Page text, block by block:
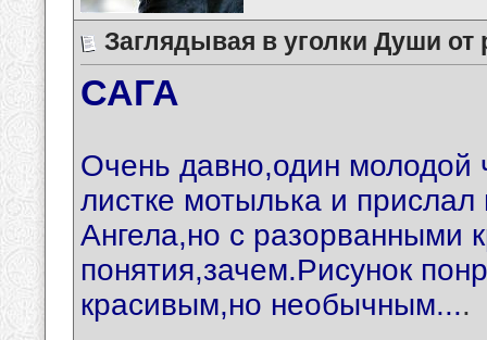
Заглядывая в уголки Души от
САГА
Очень давно,один молодой
листке мотылька и
Ангела,но с
понятия,зачем.Рисунок
красивым,но необычным....